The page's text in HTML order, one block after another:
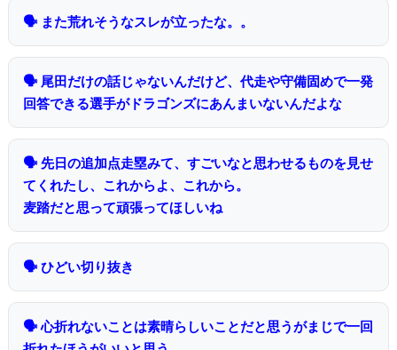
🗣 また荒れそうなスレが立ったな。。
🗣 尾田だけの話じゃないんだけど、代走や守備固めで一発
回答できる選手がドラゴンズにあんまいないんだよな
🗣 先日の追加点走塁みて、すごいなと思わせるものを見せ
てくれたし、これからよ、これから。
麦踏だと思って頑張ってほしいね
🗣 ひどい切り抜き
🗣 心折れないことは素晴らしいことだと思うがまじで一回